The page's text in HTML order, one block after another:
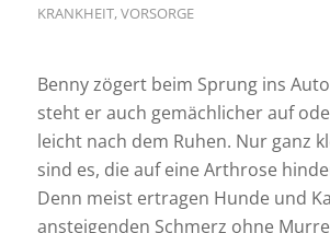
KRANKHEIT,VORSORGE
Benny zögert beim Sprung ins
steht er auch gemächlicher auf
leicht nach dem Ruhen. Nur ganz
sind es, die auf eine Arthrose
Denn meist ertragen Hunde und
ansteigenden Schmerz ohne